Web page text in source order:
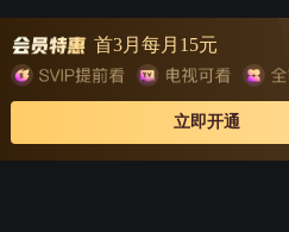
于Florence Chadwick对途中艰险程度的
出了比赛，而Marilyn Bell坚持到了最后
安大略湖第一人。
首3月每月15元
立即开通